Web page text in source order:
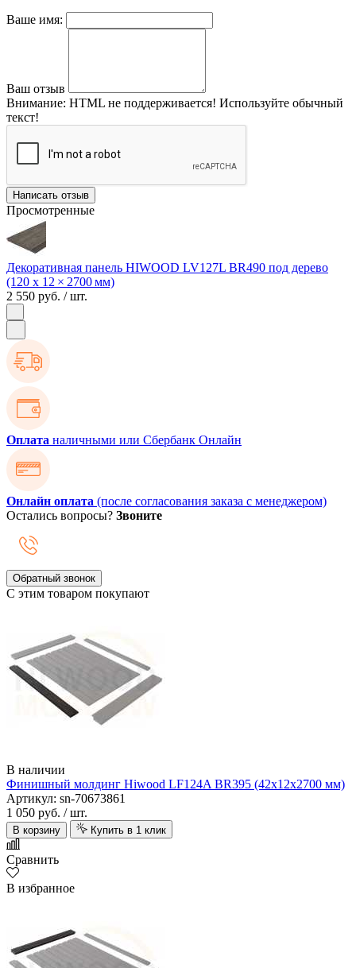
Ваше имя:
Ваш отзыв
Внимание: HTML не поддерживается! Используйте обычный
текст!
Написать отзыв
Просмотренные
Декоративная панель HIWOOD LV127L BR490 под дерево
(120 х 12 × 2700 мм)
2 550 руб. / шт.
Оплата наличными или Сбербанк Онлайн
Онлайн оплата (после согласования заказа с менеджером)
Остались вопросы? Звоните
Обратный звонок
С этим товаром покупают
В наличии
Финишный молдинг Hiwood LF124A BR395 (42х12х2700 мм)
Артикул: sn-70673861
1 050 руб. / шт.
В корзину Купить в 1 клик
Сравнить
В избранное